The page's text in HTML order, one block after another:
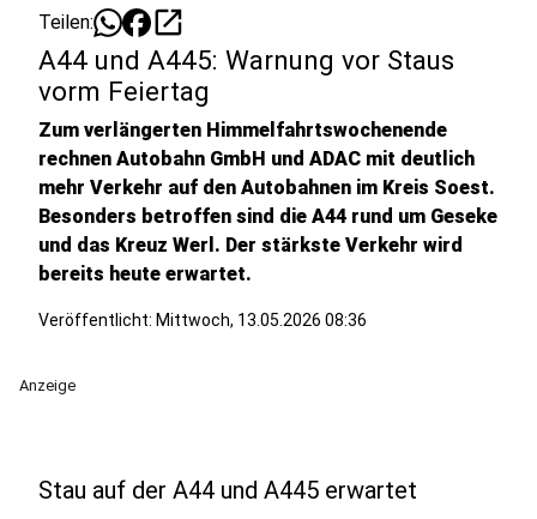
Teilen: open_in_new
A44 und A445: Warnung vor Staus
vorm Feiertag
Zum verlängerten Himmelfahrtswochenende
rechnen Autobahn GmbH und ADAC mit deutlich
mehr Verkehr auf den Autobahnen im Kreis Soest.
Besonders betroffen sind die A44 rund um Geseke
und das Kreuz Werl. Der stärkste Verkehr wird
bereits heute erwartet.
Veröffentlicht: Mittwoch, 13.05.2026 08:36
Anzeige
Stau auf der A44 und A445 erwartet